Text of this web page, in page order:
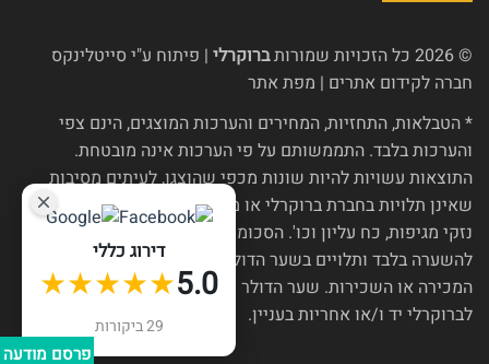
© 2026 כל הזכויות שמורות ברוקרלי | פיתוח ע"י סייטלינקס
חברה לקידום אתרים | מפת אתר
* הטבלאות, התחזיות, המחירים והערכות המוצגים, הינם צפי
והערכות בלבד. התממשותם על פי הערכות אינה מובטחת.
התוצאות עשויות להיות שונות מכפי שהוצגו, לעיתים מסיבות
שאינן תלויות בחברת ברוקרלי או מי מטעמה, כגון שינויי רגולציה,
נזקי מגיפות, כח עליון וכו'. הסכומים בש"ח, אם הוצגו, הינם
להשערה בלבד ותלויים בשער הדולר נכון ליום חלוקת כספי
המכירה או השכירות. שער הדולר צפוי להשתנות מעת לעת ואין
לברוקרלי יד ו/או אחריות בעניין.
דירוג כללי
5.0
★★★★★
29 ביקורות
פרסם מודעה